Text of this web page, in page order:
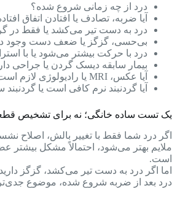
درد از چه زمانی شروع شده؟
آیا ضربه، تصادف یا افتادن اتفاق
درد به دست تیر می‌کشد یا فقط در
بی‌حسی، گزگز یا ضعف دست وجود
درد با حرکت بیشتر می‌شود یا با
بیمار سابقه دیسک گردن یا جراحی
آیا عکس، MRI یا رادیولوژی لازم است؟
آیا گردنبند نرم کافی است یا
یک تست ساده خانگی؛ نه برای تشخیص
اگر درد شما فقط با تغییر بالش، اصلاح
ملایم بهتر می‌شود، احتمالاً مشکل بیشتر
است.
اما اگر درد به دست تیر می‌کشد، گزگز
درد بعد از ضربه شروع شده، موضوع